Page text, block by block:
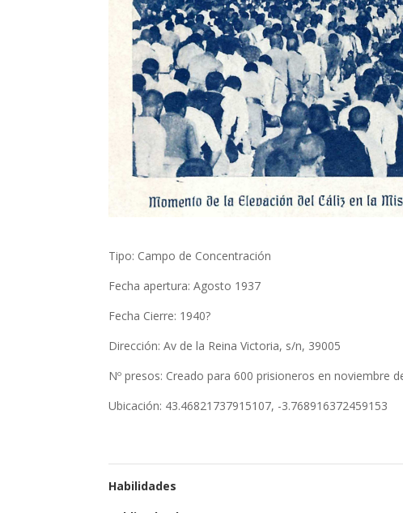
Tipo: Campo de Concentración
Fecha apertura:Agosto 1937
Fecha Cierre: 1940?
Dirección:Av de la Reina Victoria, s/n, 39005
Nº presos: Creado para 600 prisioneros en noviembre
Ubicación: 43.46821737915107, -3.768916372459153
Habilidades